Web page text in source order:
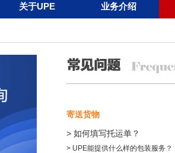
关于UPE 业务介绍
寄送货物
> 如何填写托运单？
> UPE能提供什么样的包装服务？